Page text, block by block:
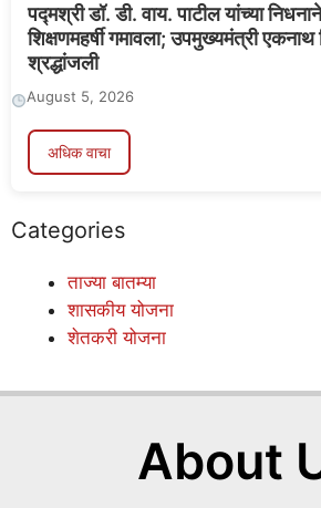
पद्मश्री डॉ. डी. वाय. पाटील यांच्या
शिक्षणमहर्षी गमावला; उपमुख्यमंत्री एकनाथ
श्रद्धांजली
August 5, 2026
अधिक वाचा
Categories
ताज्या बातम्या
शासकीय योजना
शेतकरी योजना
About